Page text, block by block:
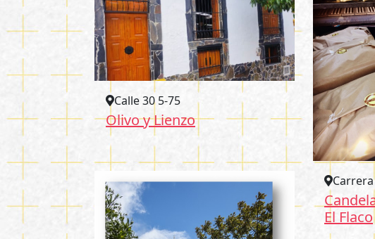
Calle 30 5-75
Olivo y Lienzo
El Flaco